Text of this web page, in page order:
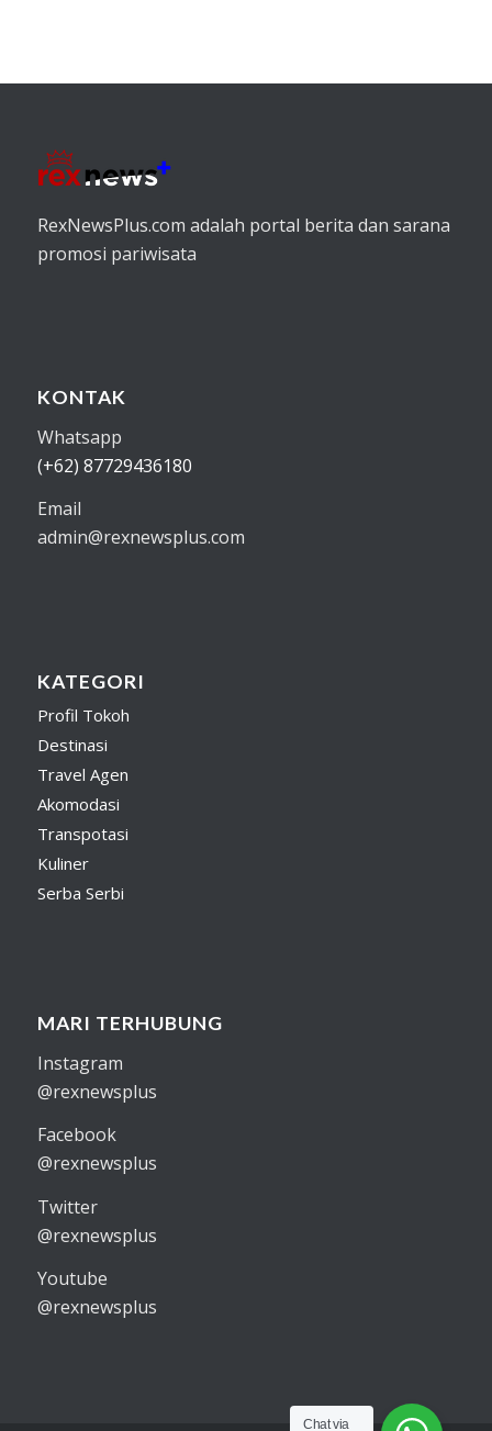
RexNewsPlus.com adalah portal berita dan sarana
promosi pariwisata
KONTAK
Whatsapp
(+62) 87729436180
Email
admin@rexnewsplus.com
KATEGORI
Profil Tokoh
Destinasi
Travel Agen
Akomodasi
Transpotasi
Kuliner
Serba Serbi
MARI TERHUBUNG
Instagram
@rexnewsplus
Facebook
@rexnewsplus
Twitter
@rexnewsplus
Youtube
@rexnewsplus
Chat via